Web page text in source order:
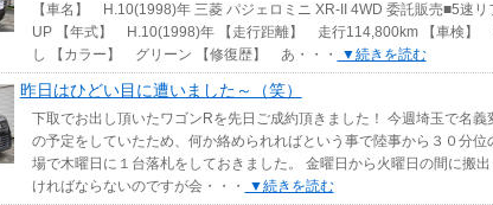
【車名】 H.10(1998)年 三菱 パジェロミニ XR-II 4WD 委託販売■5速リ
UP 【年式】 H.10(1998)年 【走行距離】 走行114,800km 【車検】
し 【カラー】 グリーン 【修復歴】 あ・・・
▼続きを読む
昨日はひどい目に遭いました～（笑）
下取でお出し頂いたワゴンRを先日ご成約頂きました！ 今週埼玉で名義
の予定をしていたため、何か絡められればという事で陸事から３０分位
場で木曜日に１台落札をしておきました。 金曜日から火曜日の間に搬出
ければならないのですが会・・・
▼続きを読む